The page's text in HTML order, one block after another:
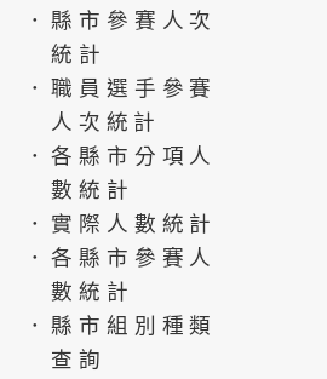
．縣市參賽人次
統計
．職員選手參賽
人次統計
．各縣市分項人
數統計
．實際人數統計
．各縣市參賽人
數統計
．縣市組別種類
查詢